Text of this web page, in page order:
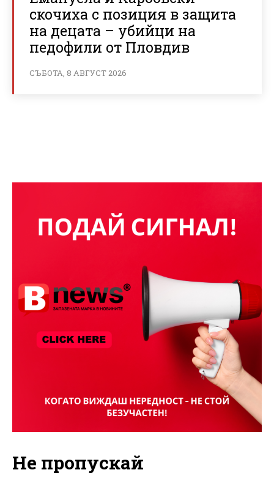
скочиха с позиция в защита
на децата – убийци на
педофили от Пловдив
СЪБОТА, 8 АВГУСТ 2026
Не пропускай